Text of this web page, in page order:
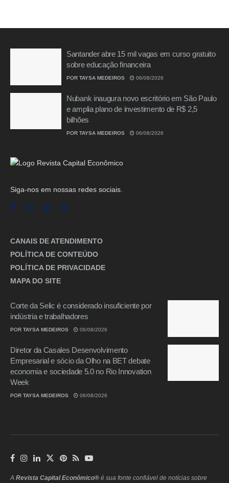
Santander abre 15 mil vagas em curso gratuito
sobre educação financeira
POR TAYSA MEDEIROS 06/08/2026
Nubank inaugura novo escritório em São Paulo
e amplia plano de investimento de R$ 2,5
bilhões
POR TAYSA MEDEIROS 06/08/2026
Siga-nos em nossas redes sociais.
CANAIS DE ATENDIMENTO
POLÍTICA DE CONTEÚDO
POLÍTICA DE PRIVACIDADE
MAPA DO SITE
Corte da Selic é considerado insuficiente por
indústria e trabalhadores
POR TAYSA MEDEIROS 06/08/2026
Diretor da Casales Desenvolvimento
Empresarial e sócio da Olho na BET debate
economia e sociedade 5.0 no Rio Innovation
Week
POR TAYSA MEDEIROS 06/08/2026
A Revista Capital Econômico® é sua fonte confiável de notícias sobre